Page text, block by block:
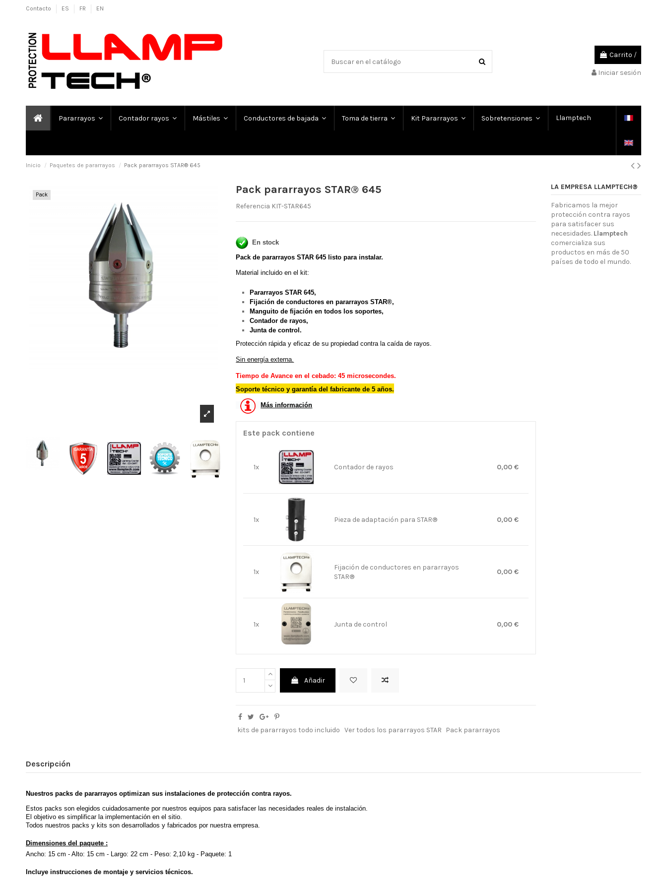
Contacto ES FR EN
Carrito /
Iniciar sesión
Pararrayos Contador rayos Mástiles Conductores de bajada Toma de tierra Kit Pararrayos Sobretensiones Llamptech
Inicio Paquetes de pararrayos Pack pararrayos STAR® 645
Pack Pack pararrayos STAR® 645
Referencia KIT-STAR645
En stock
Pack de pararrayos STAR 645 listo para instalar.
Material incluido en el kit:
Pararrayos STAR 645,
Fijación de conductores en pararrayos STAR®,
Manguito de fijación en todos los soportes,
Contador de rayos,
Junta de control.
Protección rápida y eficaz de su propiedad contra la caída de rayos.
Sin energía externa.
Tiempo de Avance en el cebado: 45 microsecondes.
Soporte técnico y garantía del fabricante de 5 años.
Más información
Este pack contiene
1x Contador de rayos 0,00 €
1x Pieza de adaptación para STAR® 0,00 €
1x
Fijación de conductores en pararrayos
STAR®
0,00 €
1x Junta de control 0,00 €
Añadir
kits de pararrayos todo incluido Ver todos los pararrayos STAR Pack pararrayos
LA EMPRESA LLAMPTECH®
Fabricamos la mejor
protección contra rayos
para satisfacer sus
necesidades. Llamptech
comercializa sus
productos en más de 50
países de todo el mundo.
Descripción
Nuestros packs de pararrayos optimizan sus instalaciones de protección contra rayos.
Estos packs son elegidos cuidadosamente por nuestros equipos para satisfacer las necesidades reales de instalación.
El objetivo es simplificar la implementación en el sitio.
Todos nuestros packs y kits son desarrollados y fabricados por nuestra empresa.
Dimensiones del paquete :
Ancho: 15 cm - Alto: 15 cm - Largo: 22 cm - Peso: 2,10 kg - Paquete: 1
Incluye instrucciones de montaje y servicios técnicos.